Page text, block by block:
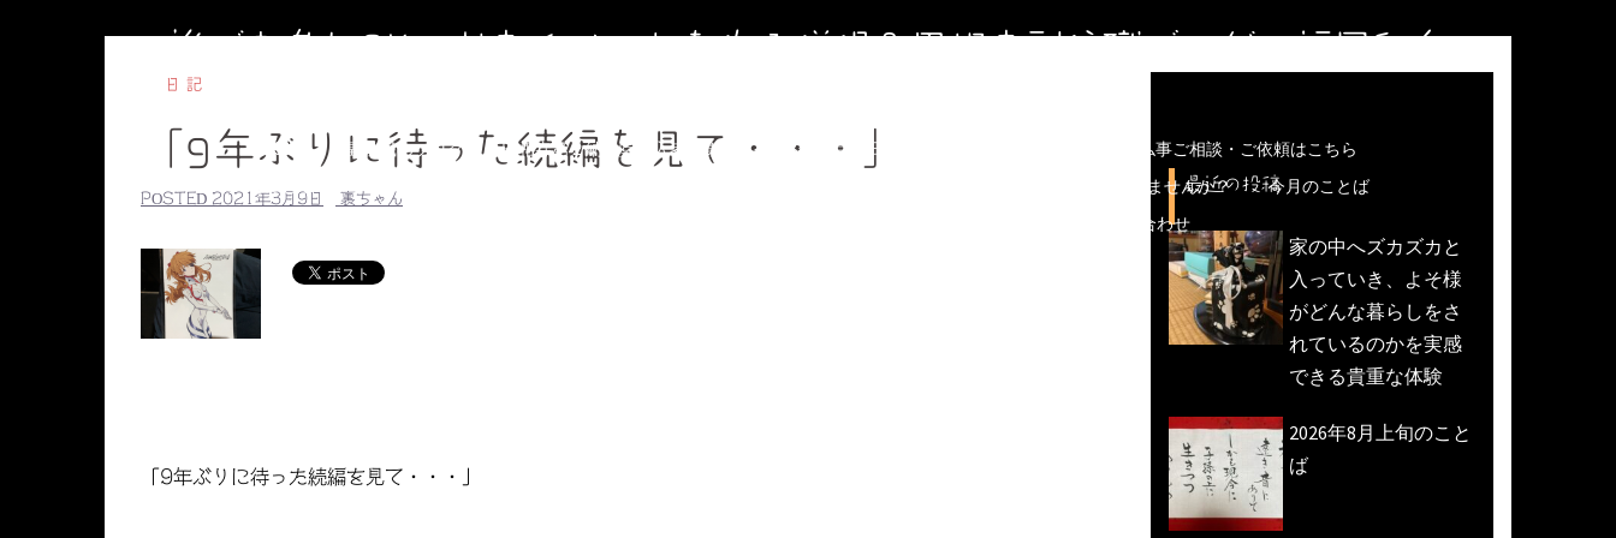
誰でも参加OKのお寺イベントを作る僧侶＆円相寺副住職ブログ＠福岡和白
HOME 副住職のブログ 円相寺第２納骨堂加入者募集中（令和8年９月１日オープン）
法事、葬儀などの仏事ご相談・ご依頼はこちら
【毎週土曜】朝7時一緒にお祈り(木魚活動)しませんか？
今月のことば
副住職 裏辻正之への問い合わせ
日記
「9年ぶりに待った続編を見て・・・」
POSTED 2021年3月9日 裏ちゃん
「9年ぶりに待った続編を見て・・・」
最近の投稿
家の中へズカズカと
入っていき、よそ様
がどんな暮らしをさ
れているのかを実感
できる貴重な体験
2026年8月上旬のこと
ば